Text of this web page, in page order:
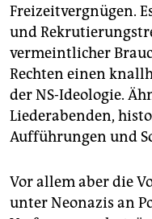
Freizeitvergnügen.
und
vermeintlicher
Rechten einen
der NS-Ideologie.
Liederabenden,
Aufführungen und
Vor allem aber die
unter Neonazis an